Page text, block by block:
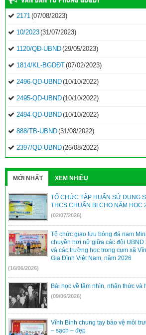
2171(07/08/2023)
10/2023(31/07/2023)
1120/QĐ-UBND(29/05/2023)
1814/KL-BGDĐT(07/02/2023)
2496-QD-UBND(10/10/2022)
2495-QD-UBND(10/10/2022)
2494-QD-UBND(10/10/2022)
888/TB-UBND(31/08/2022)
2397/QĐ-UBND(26/08/2022)
MỚI NHẤT XEM NHIỀU
TỔ CHỨC TẬP HUẤN SỬ DỤNG
THCS CHUẨN BỊ CHO NĂM HỌC
(02/07/2026)
Tổ chức giao lưu bóng đá nam
chuyền hơi nữ giữa các đội UBND
và các trường học trong cụm xã
Gia Đình Việt Nam, năm 2026
(16/06/2026)
Bài học về tầm nhìn, nhận thức và
(09/06/2026)
Vĩnh Bình chung tay bảo vệ môi
– sạch – đẹp